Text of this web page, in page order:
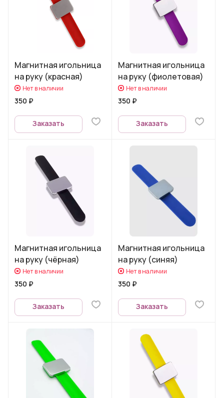
Магнитная игольница
на руку (красная)
Нет в наличии
350 ₽
Заказать
Магнитная игольница
на руку (фиолетовая)
Нет в наличии
350 ₽
Заказать
Магнитная игольница
на руку (чёрная)
Нет в наличии
350 ₽
Заказать
Магнитная игольница
на руку (синяя)
Нет в наличии
350 ₽
Заказать